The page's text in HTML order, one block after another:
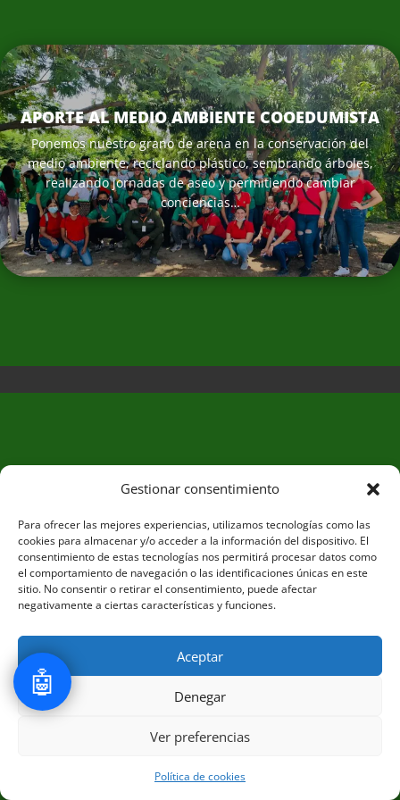
Gestionar consentimiento
Para ofrecer las mejores experiencias, utilizamos tecnologías como las
cookies para almacenar y/o acceder a la información del dispositivo. El
consentimiento de estas tecnologías nos permitirá procesar datos como
el comportamiento de navegación o las identificaciones únicas en este
sitio. No consentir o retirar el consentimiento, puede afectar
negativamente a ciertas características y funciones.
Aceptar
Denegar
Ver preferencias
Política de cookies
🤖
APORTE AL MEDIO AMBIENTE COOEDUMISTA
Ponemos nuestro grano de arena en la conservación del
medio ambiente, reciclando plástico, sembrando árboles,
realizando jornadas de aseo y permitiendo cambiar
conciencias…